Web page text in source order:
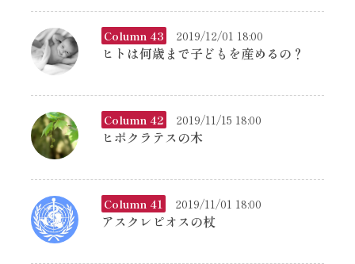
Column 43 2019/12/01 18:00
ヒトは何歳まで子どもを産めるの？
Column 42 2019/11/15 18:00
ヒポクラテスの木
Column 41 2019/11/01 18:00
アスクレピオスの杖